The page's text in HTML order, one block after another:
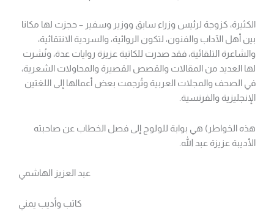
الكثيرة، كزوجة لرئيس وزراء سابق ووزير وسفير – حجزت لها مكانا
بين أهل الآداب والفنون، لتكون الروائية، والسردية الانتقائية،
والشاعرة التلقائية، فقد صدرت للكاتبة عزيزة روايات عدة، ونُشرت
لها العديد من المقالات والقصص القصيرة والمحاولات الشعرية،
في الصحف والمجلات العربية وتُرجمت بعض أعمالها إلى اللغتين
الإنجليزية والفرنسية.
هذه الخواطر) هي بوابة للولوج إلى فصل الخطاب عن صاحبته
الأديبة عزيزة عبد الله.
عبد العزيز الهاشمي
كاتب وأديب يمني